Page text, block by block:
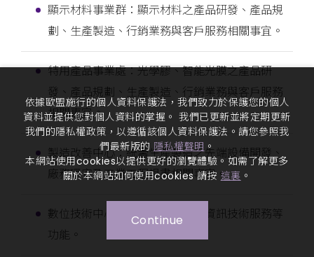
顯示材料事業群：顯示材料之產品研發、產品規
劃、生產製造、行銷業務與客戶服務相關事宜。
特用產品事業處：光學膠、智能光膜之產品研
發、產品規劃、生產製造、行銷業務與客戶服務
相關事宜。
製造改善中心：統籌生產製造之先端設備開發、
廠務環安及工業工程規畫相關事宜。
數位技術中心：統籌數位轉型及資訊技術服務等
功能。
依據歐盟施行的個人資料保護法，我們致力於保護您的個人
資料並提供您對個人資料的掌握。 我們已更新並將定期更新
我們的隱私權政策，以遵循該個人資料保護法。請您參照我
們最新版的隱私權聲明 。
本網站使用cookies以提供更好的瀏覽體驗。如需了解更多
關於本網站如何使用cookies 請按 這裏 。
Continue